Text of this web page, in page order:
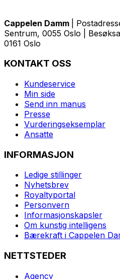
Cappelen Damm
|
Sentrum, 0055 Oslo |
0161 Oslo
KONTAKT OSS
Kundeservice
Min side
Send inn manus
Presse
Vurderingseksemplar
Ansatte
INFORMASJON
Ledige stillinger
Nyhetsbrev
Royaltyportal
Personvern
Informasjonskapsler
Om kunstig intelligens
Bærekraft i Cappelen
NETTSTEDER
Agency